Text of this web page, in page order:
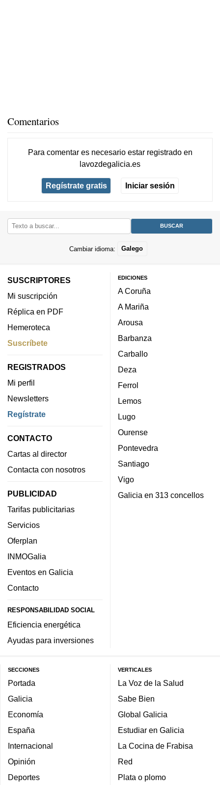
Comentarios
Para comentar es necesario estar registradoen
lavozdegalicia.es
Regístrate gratis Iniciar sesión
Cambiar idioma: Galego
SUSCRIPTORES
Mi suscripción
Réplica en PDF
Hemeroteca
Suscríbete
REGISTRADOS
Mi perfil
Newsletters
Regístrate
CONTACTO
Cartas al director
Contacta con nosotros
PUBLICIDAD
Tarifas publicitarias
Servicios
Oferplan
INMOGalia
Eventos en Galicia
Contacto
RESPONSABILIDAD SOCIAL
Eficiencia energética
Ayudas para inversiones
EDICIONES
A Coruña
A Mariña
Arousa
Barbanza
Carballo
Deza
Ferrol
Lemos
Lugo
Ourense
Pontevedra
Santiago
Vigo
Galicia en 313 concellos
SECCIONES
Portada
Galicia
Economía
España
Internacional
Opinión
Deportes
VERTICALES
La Voz de la Salud
Sabe Bien
Global Galicia
Estudiar en Galicia
La Cocina de Frabisa
Red
Plata o plomo